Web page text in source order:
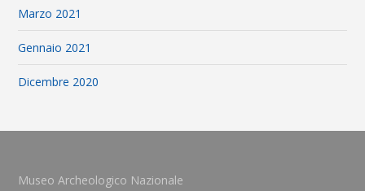
Marzo 2021
Gennaio 2021
Dicembre 2020
Museo Archeologico Nazionale